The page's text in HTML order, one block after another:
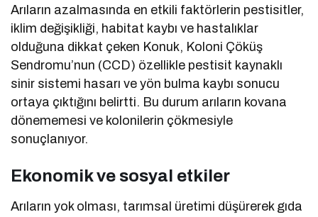
Arıların azalmasında en etkili faktörlerin pestisitler,
iklim değişikliği, habitat kaybı ve hastalıklar
olduğuna dikkat çeken Konuk, Koloni Çöküş
Sendromu’nun (CCD) özellikle pestisit kaynaklı
sinir sistemi hasarı ve yön bulma kaybı sonucu
ortaya çıktığını belirtti. Bu durum arıların kovana
dönememesi ve kolonilerin çökmesiyle
sonuçlanıyor.
Ekonomik ve sosyal etkiler
Arıların yok olması, tarımsal üretimi düşürerek gıda